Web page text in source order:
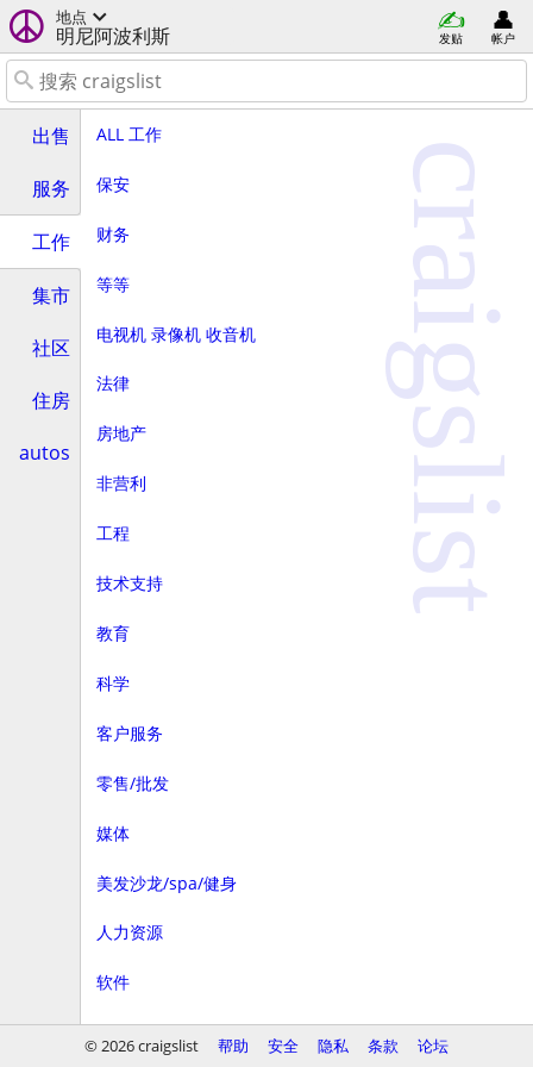
地点
明尼阿波利斯 发贴 帐户
出售
服务
工作
集市
社区
住房
autos
ALL 工作
保安
财务
等等
电视机 录像机 收音机
法律
房地产
非营利
工程
技术支持
教育
科学
客户服务
零售/批发
媒体
美发沙龙/spa/健身
人力资源
软件
商务
craigslist
© 2026 craigslist 帮助 安全 隐私 条款 论坛